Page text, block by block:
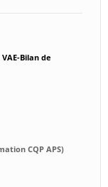
Bilan de
CQP APS)